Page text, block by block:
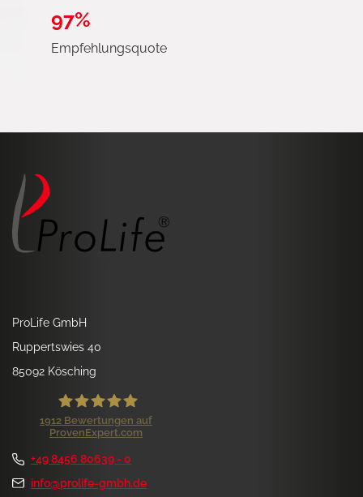
97%
Empfehlungsquote
ProLife GmbH
Ruppertswies 40
85092 Kösching
1912 Bewertungen auf
ProvenExpert.com
+49 8456 80639 - 0
info@prolife-gmbh.de